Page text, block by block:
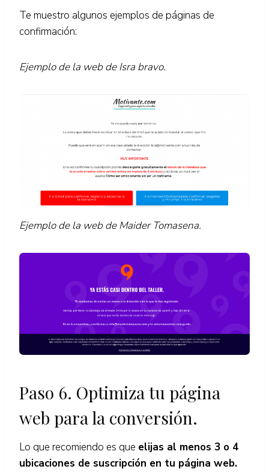
Te muestro algunos ejemplos de páginas de
confirmación:
Ejemplo de la web de Isra bravo.
Ejemplo de la web de Maider Tomasena.
Paso 6. Optimiza tu página
web para la conversión.
Lo que recomiendo es que elijas al menos 3 o 4
ubicaciones de suscripción en tu página web.